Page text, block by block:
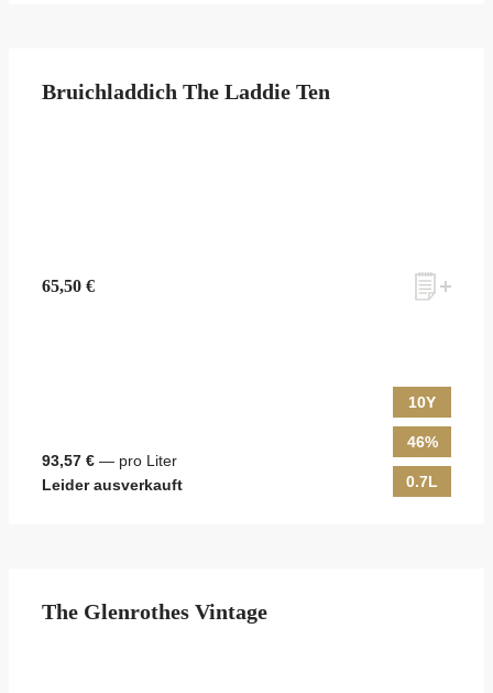
Bruichladdich The Laddie Ten
65,50 €
93,57 € — pro Liter
Leider ausverkauft
10Y
46%
0.7L
The Glenrothes Vintage